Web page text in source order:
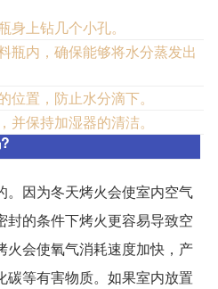
上钻几个小孔。
瓶内，确保能够将水分蒸发出
置，防止水分滴下。
保持加湿器的清洁。
。因为冬天烤火会使室内空气
封的条件下烤火更容易导致空
火会使氧气消耗速度加快，产
碳等有害物质。如果室内放置